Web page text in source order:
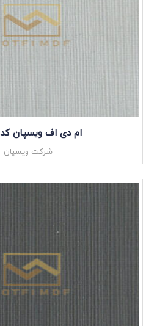
ام دی اف ویسپان کد P-902
شرکت ویسپان